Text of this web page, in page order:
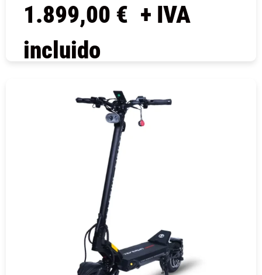
1.899,00 € + IVA
incluido